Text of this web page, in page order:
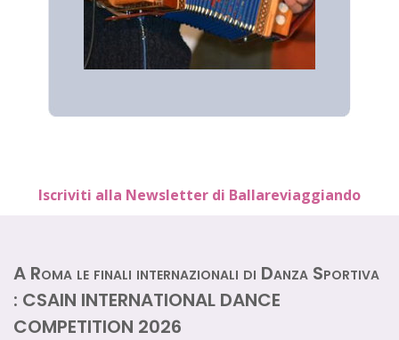
Iscriviti alla Newsletter di Ballareviaggiando
A Roma le finali internazionali di Danza Sportiva
: CSAIN INTERNATIONAL DANCE
COMPETITION 2026